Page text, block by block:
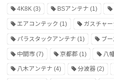
4K8K (3) BSアンテナ(1)
エアコンテック (1) ガスチャー
パラスタックアンテナ (1) ブ
中間市 (7) 京都郡 (1) 八
八木アンテナ (4) 分波器(2)